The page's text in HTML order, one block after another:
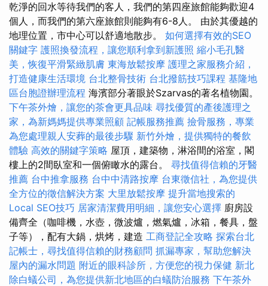
乾淨的回水等待我們的客人，我們的第四座旅館能夠歡迎4
個人，而我們的第六座旅館則能夠有6-8人。 由於其優越的
地理位置，市中心可以舒適地散步。 如何選擇有效的SEO
關鍵字 護照換發流程，讓您順利拿到新護照 縮小毛孔醫
美，恢復平滑緊緻肌膚 東海放鬆按摩 護理之家服務介紹，
打造健康生活環境 台北整骨技術 台北撥筋技巧課程 基隆地
區台胞證辦理流程 海濱部分著眼於Szarvas的著名植物園。
下午茶外燴，讓您的茶會更具品味 尋找優質的產後護理之
家，為新媽媽提供專業照顧 記帳服務推薦 撿骨服務，專業
為您處理親人安葬的最後步驟 新竹外燴，提供獨特的餐飲
體驗 高效的關鍵字策略 屋頂，建築物，淋浴間的浴室，閣
樓上的2間臥室和一個俯瞰水的露台。 尋找值得信賴的牙醫
推薦 台中推拿服務 台中中清路按摩 台東徵信社，為您提供
全方位的徵信解決方案 大里放鬆按摩 提升當地搜索的
Local SEO技巧 居家清潔費用明細，讓您安心選擇 廚房設
備齊全（咖啡機，水壺，微波爐，燃氣爐，冰箱，餐具，盤
子等），配有大鍋，烘烤，建造 工商登記全攻略 探索台北
記帳士，尋找值得信賴的財務顧問 抓漏專家，幫助您解決
屋內的漏水問題 附近的眼科診所，方便您的視力保健 新北
除白蟻公司，為您提供新北地區的白蟻防治服務 下午茶外